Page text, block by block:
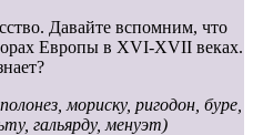
Давайте вспомним, что
Европы в ХVI-XVII веках.
мориску, ригодон, буре,
гальярду, менуэт)